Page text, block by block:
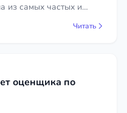
из самых частых и
Владелец и
виновного друг в
Читать
оценщика по